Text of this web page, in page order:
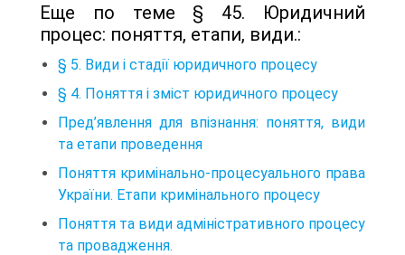
Еще по теме § 45. Юридичний
процес: поняття, етапи, види.:
§ 5. Види і стадії юридичного процесу
§ 4. Поняття і зміст юридичного процесу
Пред’явлення для впізнання: поняття, види
та етапи проведення
Поняття кримінально-процесуального права
України. Етапи кримінального процесу
Поняття та види адміністративного процесу
та провадження.